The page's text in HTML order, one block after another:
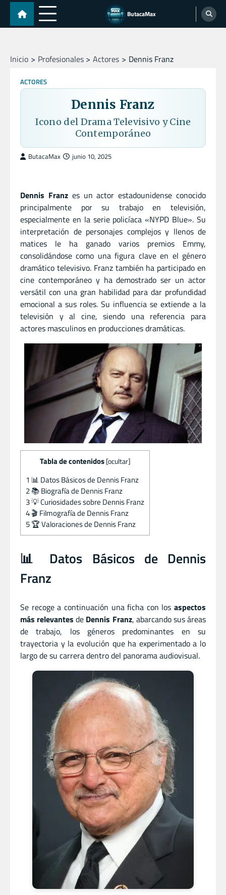
Skip
content
ButacaMax
Inicio Profesionales Actores Dennis Franz
ACTORES
Dennis Franz
Icono del Drama Televisivo y Cine
Contemporáneo
ButacaMax junio 10, 2025
Dennis Franzes un actor estadounidense conocido
principalmente por su trabajo en televisión,
especialmente en la serie policíaca «NYPD Blue». Su
interpretación de personajes complejos y llenos de
matices le ha ganado varios premios Emmy,
consolidándose como una figura clave en el género
dramático televisivo. Franz también ha participado en
cine contemporáneo y ha demostrado ser un actor
versátil con una gran habilidad para dar profundidad
emocional a sus roles. Su influencia se extiende a la
televisión y al cine, siendo una referencia para
actores masculinos en producciones dramáticas.
Tabla de contenidos [ocultar]
1 📊 Datos Básicos de Dennis Franz
2📚 Biografía de Dennis Franz
3💡 Curiosidades sobre Dennis Franz
4🎬 Filmografía de Dennis Franz
5🏆 Valoraciones de Dennis Franz
📊 Datos Básicos de Dennis
Franz
Se recoge a continuación una ficha con los aspectos
más relevantes de Dennis Franz, abarcando sus áreas
de trabajo, los géneros predominantes en su
trayectoria y la evolución que ha experimentado a lo
largo de su carrera dentro del panorama audiovisual.